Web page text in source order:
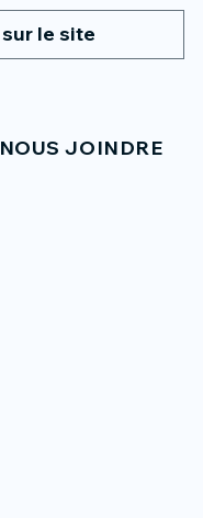
NOUS JOINDRE